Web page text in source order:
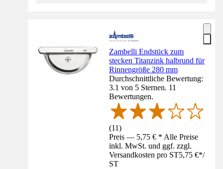
Zambelli Endstück zum
stecken Titanzink halbrund für
Rinnengröße 280 mm
Durchschnittliche Bewertung:
3.1 von 5 Sternen. 11
Bewertungen.
(11)
Preis — 5,75 € * Alle Preise
inkl. MwSt. und ggf. zzgl.
Versandkosten pro ST5,75 €*/
ST